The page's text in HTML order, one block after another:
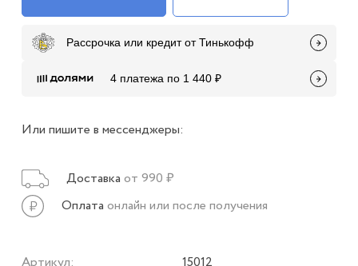
Рассрочка или кредит от Тинькофф
4 платежа по 1 440 ₽
Или пишите в мессенджеры:
Доставка от 990 ₽
Оплата онлайн или после получения